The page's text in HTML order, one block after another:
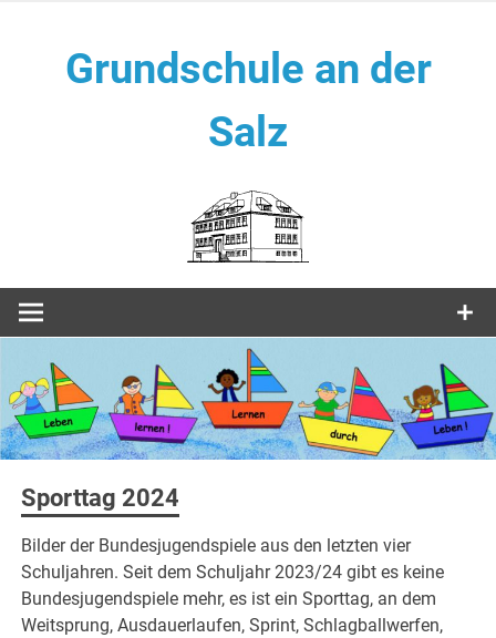
Grundschule an der
Salz
Sporttag 2024
Bilder der Bundesjugendspiele aus den letzten vier
Schuljahren. Seit dem Schuljahr 2023/24 gibt es keine
Bundesjugendspiele mehr, es ist ein Sporttag, an dem
Weitsprung, Ausdauerlaufen, Sprint, Schlagballwerfen,